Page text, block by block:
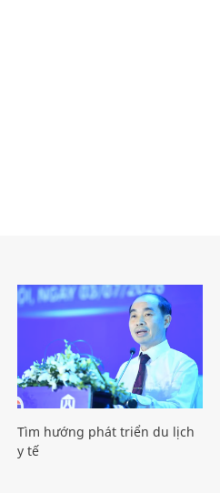
Tìm hướng phát triển du lịch
y tế